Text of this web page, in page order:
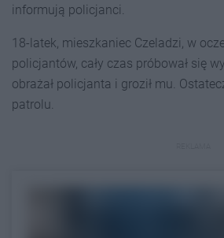
informują policjanci.
18-latek, mieszkaniec Czeladzi, w
policjantów, cały czas próbował się
obrażał policjanta i groził mu.
patrolu.